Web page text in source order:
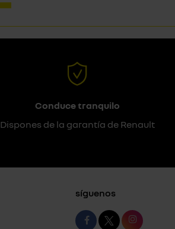
Conduce tranquilo
Dispones de la garantía de Renault
síguenos